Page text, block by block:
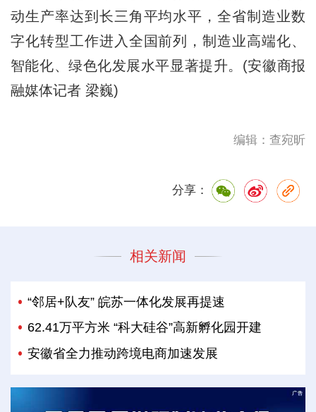
动生产率达到长三角平均水平，全省制造业数
字化转型工作进入全国前列，制造业高端化、
智能化、绿色化发展水平显著提升。(安徽商报
融媒体记者 梁巍)
编辑：查宛昕
分享：
相关新闻
“邻居+队友” 皖苏一体化发展再提速
62.41万平方米 “科大硅谷”高新孵化园开建
安徽省全力推动跨境电商加速发展